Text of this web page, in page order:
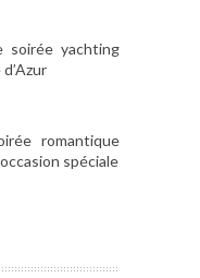
soirée yachting
romantique
spéciale